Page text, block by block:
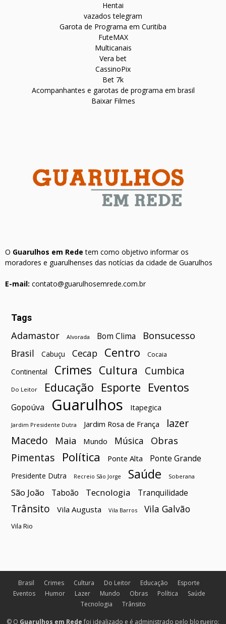
Hentai
vazados telegram
Garota de Programa em Curitiba
FuteMAX
Multicanais
Vera bet
CassinoPix
Bet 7k
Acompanhantes e garotas de programa em brasil
Baixar Filmes
O Guarulhos em Rede tem como objetivo informar os
moradores e guarulhenses das notícias da cidade de Guarulhos
E-mail: contato@guarulhosemrede.com.br
Tags
Adamastor Alvorada Bom Clima Bonsucesso
Brasil Cabuçu Cecap Centro Cocaia
Continental Crimes Cultura Cumbica
Do Leitor Educação Esporte Eventos
Gopoúva Guarulhos Itapegica
Jardim Presidente Dutra Jardim Rosa de França
lazer
Macedo
Maia Mundo Música Obras
Pimentas Política Ponte Alta Ponte Grande
Presidente Dutra Recreio São Jorge Saúde Soberana
São João Taboão Tecnologia Tranquilidade
Trânsito Vila Augusta Vila Barros Vila Galvão
Vila Rio
Brasil Crimes Cultura Do Leitor Educação
Esporte
Eventos
Humor Lazer Mundo Obras Política
Saúde
Tecnologia
Trânsito
© O Guarulhos em Rede foi idealizado e é administrado pelo blogueiro: